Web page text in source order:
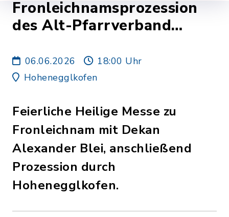
Fronleichnamsprozession
des Alt-Pfarrverband
Hohenegglkofen
06.06.2026
18:00 Uhr
Hohenegglkofen
Feierliche Heilige Messe zu
Fronleichnam mit Dekan
Alexander Blei, anschließend
Prozession durch
Hohenegglkofen.